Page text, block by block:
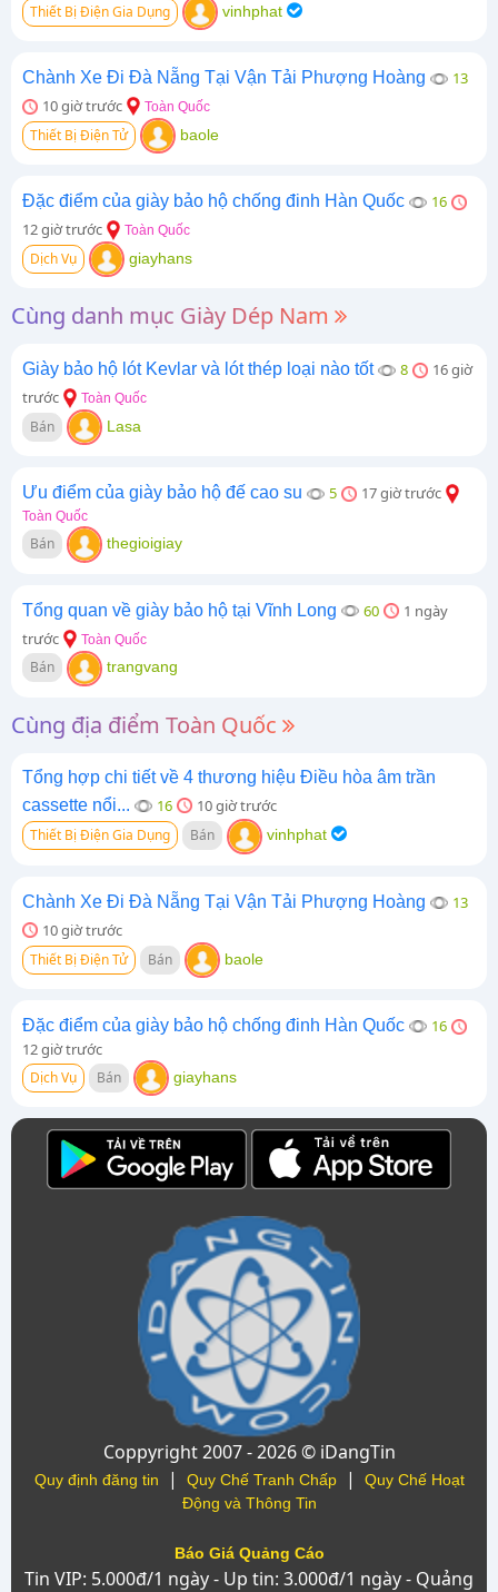
Thiết Bị Điện Gia Dụng vinhphat
Chành Xe Đi Đà Nẵng Tại Vận Tải Phượng Hoàng
13
10 giờ trước
Toàn Quốc
Thiết Bị Điện Tử baole
Đặc điểm của giày bảo hộ chống đinh Hàn Quốc
16
12 giờ trước
Toàn Quốc
Dịch Vụ giayhans
Cùng danh mục Giày Dép Nam
Giày bảo hộ lót Kevlar và lót thép loại nào tốt 8
16 giờ
trước
Toàn Quốc
Bán Lasa
Ưu điểm của giày bảo hộ đế cao su 5 17 giờ trước
Toàn Quốc
Bán thegioigiay
Tổng quan về giày bảo hộ tại Vĩnh Long 60
1 ngày
trước
Toàn Quốc
Bán trangvang
Cùng địa điểm Toàn Quốc
Tổng hợp chi tiết về 4 thương hiệu Điều hòa âm trần
cassette nổi...
16 10 giờ trước
Thiết Bị Điện Gia Dụng Bán vinhphat
Chành Xe Đi Đà Nẵng Tại Vận Tải Phượng Hoàng
13
10 giờ trước
Thiết Bị Điện Tử Bán baole
Đặc điểm của giày bảo hộ chống đinh Hàn Quốc
16
12 giờ trước
Dịch Vụ Bán giayhans
Coppyright 2007 - 2026 © iDangTin
Quy định đăng tin | Quy Chế Tranh Chấp|
Quy Chế Hoạt
Động và Thông Tin
Báo Giá Quảng Cáo
Tin VIP: 5.000đ/1 ngày - Up tin: 3.000đ/1 ngày - Quảng